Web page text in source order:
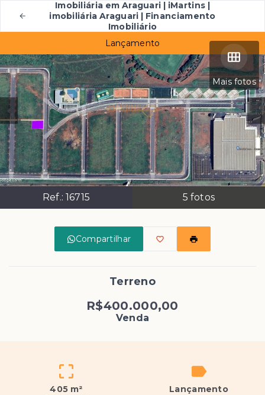
Imobiliária em Araguari | iMartins |
imobiliária Araguari | Financiamento
Imobiliário
Mais fotos
Ref.: 16715 5 fotos
Lançamento
Compartilhar
Terreno
R$400.000,00
Venda
405 m² Lançamento